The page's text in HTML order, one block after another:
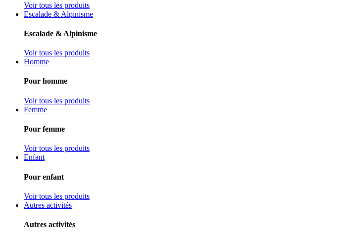
Voir tous les produits
Escalade & Alpinisme
Escalade & Alpinisme
Voir tous les produits
Homme
Pour homme
Voir tous les produits
Femme
Pour femme
Voir tous les produits
Enfant
Pour enfant
Voir tous les produits
Autres activités
Autres activités